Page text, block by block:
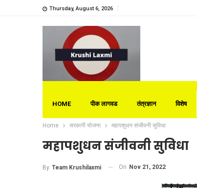
Thursday, August 6, 2026
HOME पीक लागवड तंत्रज्ञान विशेष
Home सरकारी योजना महापशुधन संजीवनी सुविधा
महापशुधन संजीवनी सुविधा
By Team Krushilaxmi On Nov 21, 2022